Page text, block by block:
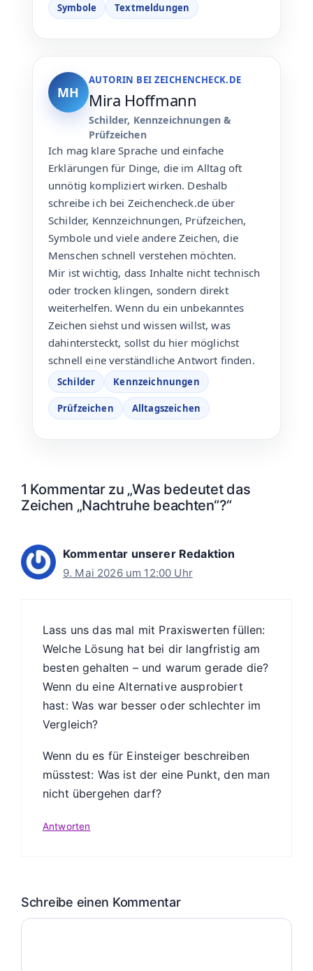
Symbole Textmeldungen
MH
AUTORIN BEI ZEICHENCHECK.DE
Mira Hoffmann
Schilder, Kennzeichnungen &
Prüfzeichen
Ich mag klare Sprache und einfache
Erklärungen für Dinge, die im Alltag oft
unnötig kompliziert wirken. Deshalb
schreibe ich bei Zeichencheck.de über
Schilder, Kennzeichnungen, Prüfzeichen,
Symbole und viele andere Zeichen, die
Menschen schnell verstehen möchten.
Mir ist wichtig, dass Inhalte nicht technisch
oder trocken klingen, sondern direkt
weiterhelfen. Wenn du ein unbekanntes
Zeichen siehst und wissen willst, was
dahintersteckt, sollst du hier möglichst
schnell eine verständliche Antwort finden.
Schilder Kennzeichnungen
Prüfzeichen Alltagszeichen
1 Kommentar zu „Was bedeutet das
Zeichen „Nachtruhe beachten“?“
Kommentar unserer Redaktion
9. Mai 2026 um 12:00 Uhr
Lass uns das mal mit Praxiswerten füllen:
Welche Lösung hat bei dir langfristig am
besten gehalten – und warum gerade die?
Wenn du eine Alternative ausprobiert
hast: Was war besser oder schlechter im
Vergleich?
Wenn du es für Einsteiger beschreiben
müsstest: Was ist der eine Punkt, den man
nicht übergehen darf?
Antworten
Schreibe einen Kommentar
Kommentar